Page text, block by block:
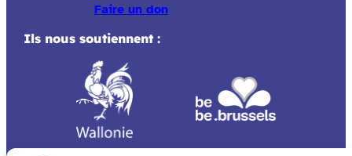
Faire un don
Ils nous soutiennent :